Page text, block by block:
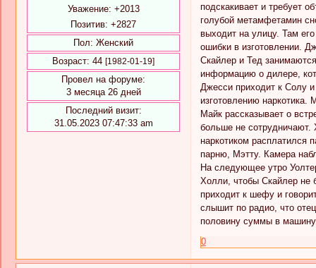
Уважение: +2013
Позитив: +2827
Пол: Женский
Возраст: 44 [1982-01-19]
Провел на форуме:
3 месяца 26 дней
Последний визит:
31.05.2023 07:47:33 am
подскакивает и требует
голубой метамфетамин
выходит на улицу. Там
ошибки в изготовлении.
Скайлер и Тед
информацию о дилере,
Джесси приходит к Солу
изготовлению наркотика.
Майк рассказывает о
больше не сотрудничают.
наркотиком расплатился
парню, Мэтту. Камера
На следующее утро
Холли, чтобы Скайлер не
приходит к шефу и
слышит по радио, что
половину суммы в машину
0